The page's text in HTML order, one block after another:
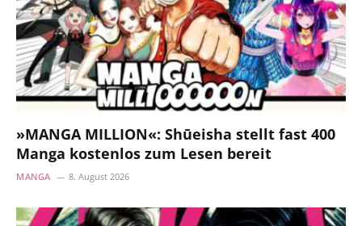
»MANGA MILLION«: Shūeisha stellt fast 400
Manga kostenlos zum Lesen bereit
MANGA 8. August 2026